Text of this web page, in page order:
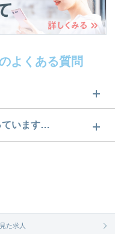
よくある質問
件です。どのよう
みてください。
ています…
た求人